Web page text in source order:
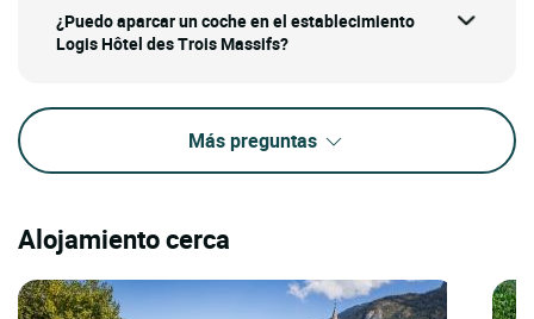
¿Puedo aparcar un coche en el establecimiento
Logis Hôtel des Trois Massifs?
Más preguntas
Alojamiento cerca